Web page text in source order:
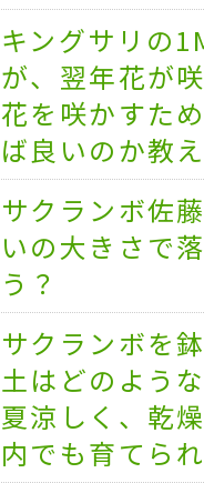
キングサリの
が、翌年花が
花を咲かすた
ば良いのか教
サクランボ佐
いの大きさで
う？
サクランボを
土はどのよう
夏涼しく、乾
内でも育てら